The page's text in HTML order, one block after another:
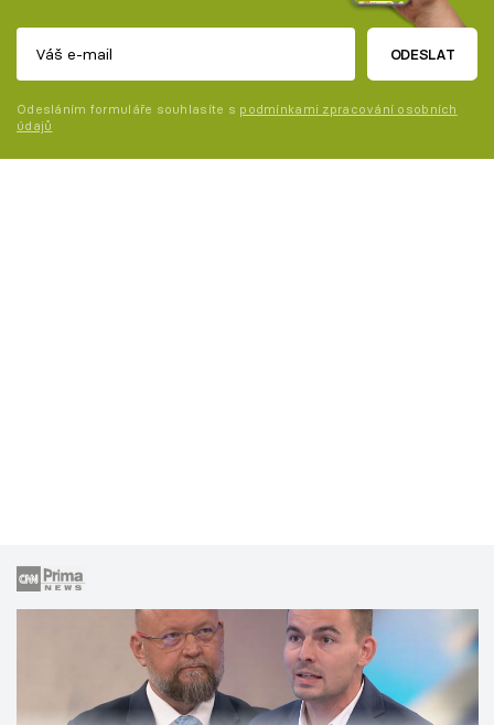
ODESLAT
Odesláním formuláře souhlasíte s podmínkami zpracování osobních
údajů